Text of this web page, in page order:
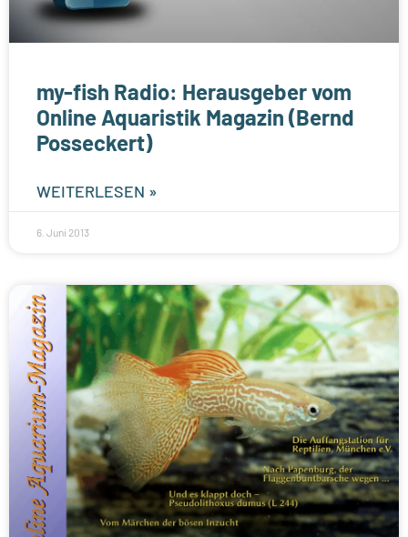
my-fish Radio: Herausgeber vom
Online Aquaristik Magazin (Bernd
Posseckert)
WEITERLESEN »
6. Juni 2013